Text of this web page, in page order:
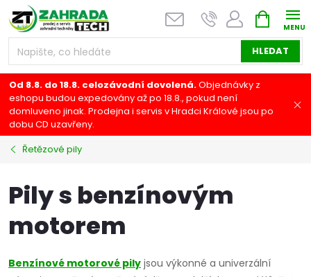
Přejít
na
obsah
HLEDAT
NÁKUPNÍ
KOŠÍK
Od 8.8. do 18.8. celozávodní dovolená.Objednávky z
eshopu budou expedovány až po 18.8., pokud není
domluveno jinak. Prodejna i servis v Hradci Králové jsou po
dobu CD uzavřeny.
Řetězové pily
Pily s benzínovým
motorem
Benzínové motorové pily jsou výkonné a univerzální